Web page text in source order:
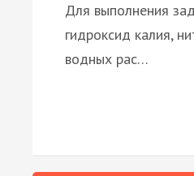
Для выполнения
гидроксид калия,
водных рас…